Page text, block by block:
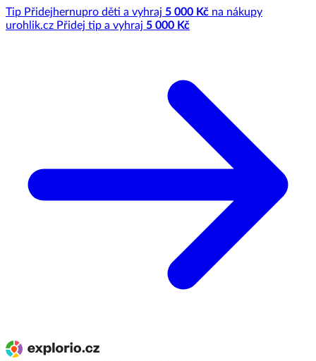
Tip Přidejhernupro děti a vyhraj 5 000 Kč na nákupy
urohlik.cz Přidej tip a vyhraj 5 000 Kč